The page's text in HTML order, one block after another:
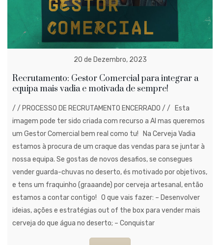
20 de Dezembro, 2023
Recrutamento: Gestor Comercial para integrar a
equipa mais vadia e motivada de sempre!
/ / PROCESSO DE RECRUTAMENTO ENCERRADO / / Esta
imagem pode ter sido criada com recurso a AI mas queremos
um Gestor Comercial bem real como tu! Na Cerveja Vadia
estamos à procura de um craque das vendas para se juntar à
nossa equipa. Se gostas de novos desafios, se consegues
vender guarda-chuvas no deserto, és motivado por objetivos,
e tens um fraquinho (graaande) por cerveja artesanal, então
estamos a contar contigo! O que vais fazer: – Desenvolver
ideias, ações e estratégias out of the box para vender mais
cerveja do que água no deserto; – Conquistar